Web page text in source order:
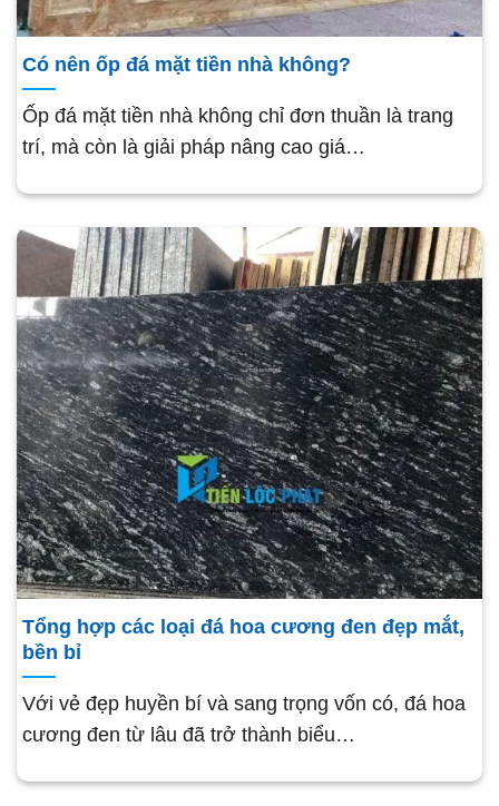
Có nên ốp đá mặt tiền nhà không?
Ốp đá mặt tiền nhà không chỉ đơn thuần là trang
trí, mà còn là giải pháp nâng cao giá…
Tổng hợp các loại đá hoa cương đen đẹp mắt,
bền bỉ
Với vẻ đẹp huyền bí và sang trọng vốn có, đá hoa
cương đen từ lâu đã trở thành biểu…